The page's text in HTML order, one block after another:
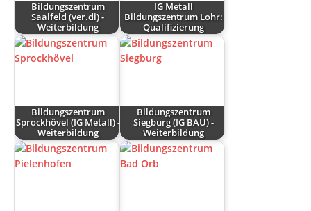
Bildungszentrum
Saalfeld (ver.di) -
Weiterbildung
IG Metall
Bildungszentrum Lohr:
Qualifizierung
Bildungszentrum
Sprockhövel (IG Metall) -
Weiterbildung
Bildungszentrum
Siegburg (IG BAU) -
Weiterbildung